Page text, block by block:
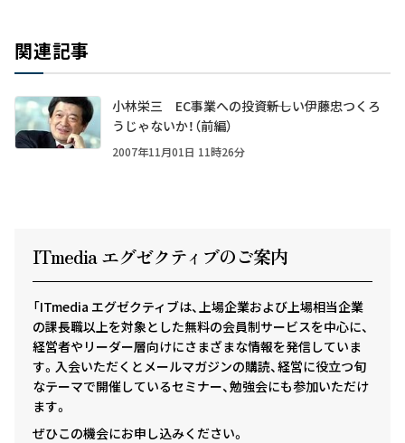
関連記事
小林栄三 EC事業への投資――新しい伊藤忠つくろ
うじゃないか！（前編）
2007年11月01日 11時26分
ITmedia エグゼクティ ブのご案内
「ITmedia エグゼクティブは、上場企業および上場相当企業
の課長職以上を対象とした無料の会員制サービスを中心に、
経営者やリーダー層向けにさまざまな情報を発信していま
す。入会いただくとメールマガジンの購読、経営に役立つ旬
なテーマで開催しているセミナー、勉強会にも参加いただけ
ます。
ぜひこの機会にお申し込みください。